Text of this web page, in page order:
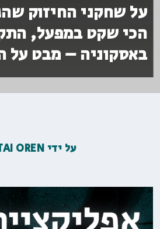
על שחקני החיזוק
הכי שקט במפעל,
באסקוניה – מבט על
על ידי OREN